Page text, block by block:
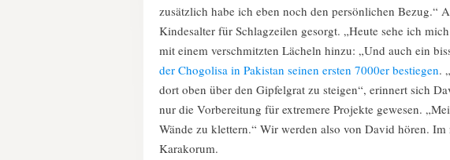
zusätzlich habe ich eben noch den persönlichen Bezug.“
Kindesalter für Schlagzeilen gesorgt. „Heute sehe ich
mit einem verschmitzten Lächeln hinzu: „Und auch ein
der Chogolisa in Pakistan seinen ersten 7000er bestiegen.
dort oben über den Gipfelgrat zu steigen“, erinnert sich
nur die Vorbereitung für extremere Projekte gewesen.
Wände zu klettern.“ Wir werden also von David hören. Im
Karakorum.